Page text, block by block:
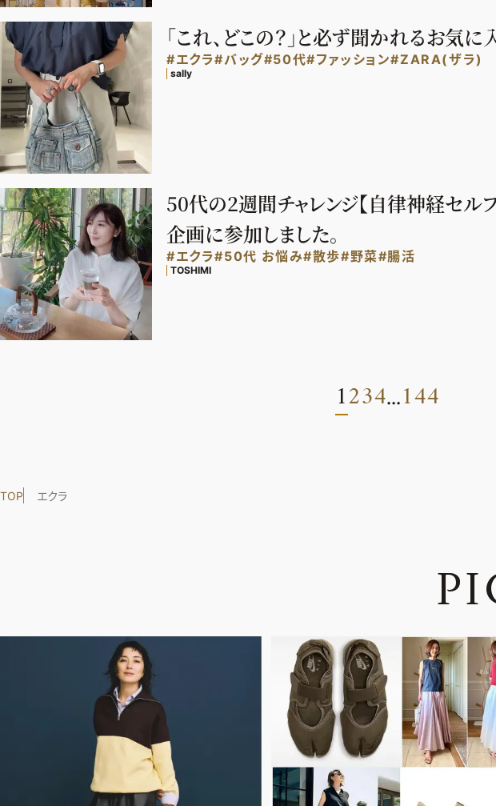
「これ、どこの？」と必ず聞かれるお気
#エクラ#バッグ#50代#ファッション#ZARA(ザラ)
sally
50代の2週間チャレンジ【自律神経セル
企画に参加しました。
#エクラ#50代 お悩み#散歩#野菜#腸活
TOSHIMI
1234...144
TOP エクラ
PI